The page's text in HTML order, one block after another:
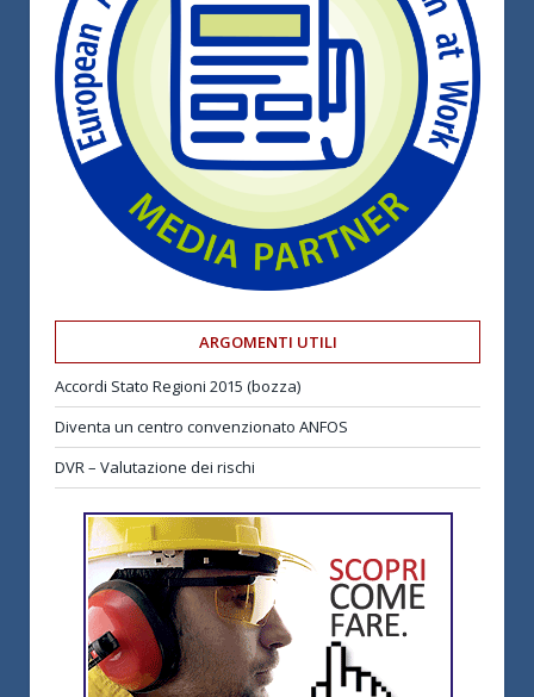
ARGOMENTI UTILI
Accordi Stato Regioni 2015 (bozza)
Diventa un centro convenzionato ANFOS
DVR – Valutazione dei rischi